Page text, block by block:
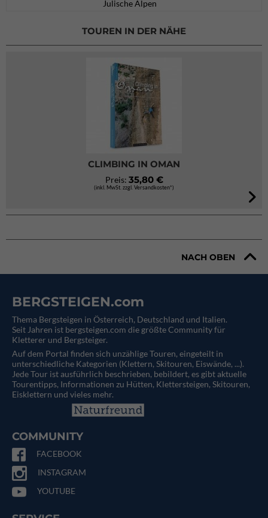
Julische Alpen
TOUREN IN DER NÄHE
CLIMBING IN OMAN
Preis: 35,80 €
(inkl. MwSt. zzgl. Versandkosten*)
NACH OBEN
BERGSTEIGEN.com
Thema Bergsteigen in Österreich, Deutschland und Italien.
Seit Jahren ist bergsteigen.com die größte Community für
Kletterer und Bergsteiger.
Auf dem Portal finden sich unzählige Touren, eingeteilt in
unterschiedliche Kategorien (Klettern, Skitouren, Eiswände, ...).
Jede Tour ist ausführlich beschrieben, bebildert, es gibt aktuelle
Tourentipps, Informationen zu Hütten, Klettersteigen, Skitouren,
Eisklettern und vieles mehr.
COMMUNITY
FACEBOOK
INSTAGRAM
YOUTUBE